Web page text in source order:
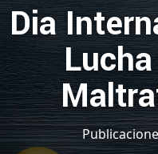
Dia